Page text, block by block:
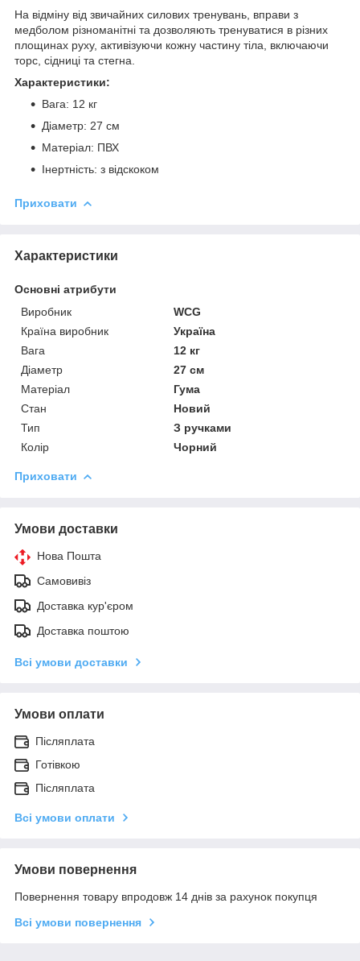
На відміну від звичайних силових тренувань, вправи з
медболом різноманітні та дозволяють тренуватися в різних
площинах руху, активізуючи кожну частину тіла, включаючи
торс, сідниці та стегна.
Характеристики:
Вага: 12 кг
Діаметр: 27 см
Матеріал: ПВХ
Інертність: з відскоком
Приховати
Характеристики
Основні атрибути
Виробник
WCG
Країна виробник
Україна
Вага
12 кг
Діаметр
27 см
Матеріал
Гума
Стан
Новий
Тип
З ручками
Колір
Чорний
Приховати
Умови доставки
Нова Пошта
Самовивіз
Доставка кур'єром
Доставка поштою
Всі умови доставки
Умови оплати
Післяплата
Готівкою
Післяплата
Всі умови оплати
Умови повернення
Повернення товару впродовж 14 днів за рахунок покупця
Всі умови повернення